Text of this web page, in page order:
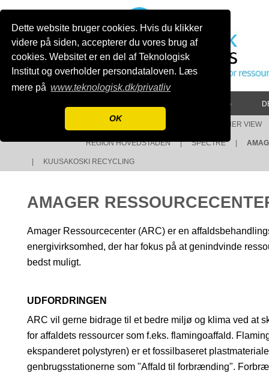
Dette website bruger cookies. Hvis du klikker
videre på siden, accepterer du vores brug af
cookies. Websitet er en del af Teknologisk
Institut og overholder persondataloven. Læs
mere på www.teknologisk.dk/privatliv
OK
FORRETNING
OM OS ANOTHER VIEW
REGION HOVEDSTADEN | SPECTRE
KUUSAKOSKI RECYCLING
AMAGER
Amager Ressourcecenter (ARC) er en
energivirksomhed, der har fokus på at genindvinde
bedst muligt.
UDFORDRINGEN
ARC vil gerne bidrage til et bedre miljø og klima ved at
for affaldets ressourcer som f.eks. flamingoaffald.
ekspanderet polystyren) er et fossilbaseret
genbrugsstationerne som "Affald til forbrænding".